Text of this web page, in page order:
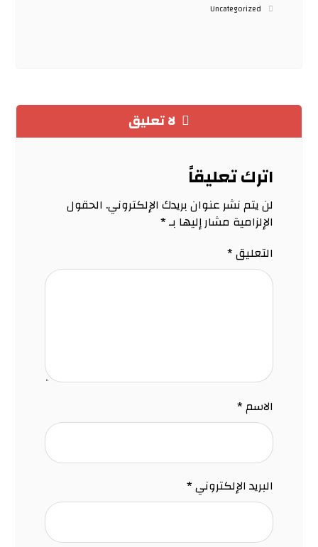
Uncategorized
لا تعليق
اترك تعليقاً
لن يتم نشر عنوان بريدك الإلكتروني. الحقول
الإلزامية مشار إليها بـ*
التعليق*
الاسم*
البريد الإلكتروني*